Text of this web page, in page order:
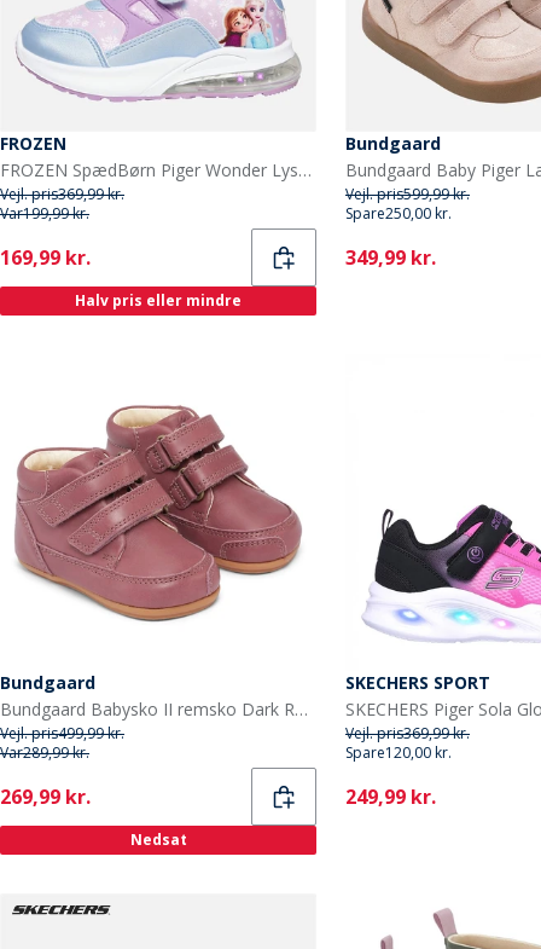
FROZEN
FROZEN SpædBørn Piger Wonder Lysende Sko Multi
Vejl. pris369,99 kr.
Var199,99 kr.
Current
169,99 kr.
Halv pris eller mindre
Bundgaard
Vejl. pris599,99 kr.
Spare250,00 kr.
Current
349,99 kr.
Bundgaard
Bundgaard Babysko II remsko Dark Rose Ws
Vejl. pris499,99 kr.
Var289,99 kr.
Current
269,99 kr.
Nedsat
SKECHERS SPORT
Vejl. pris369,99 kr.
Spare120,00 kr.
Current
249,99 kr.